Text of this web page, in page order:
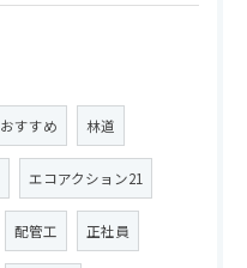
おすすめ 林道
エコアクション21
配管工 正社員